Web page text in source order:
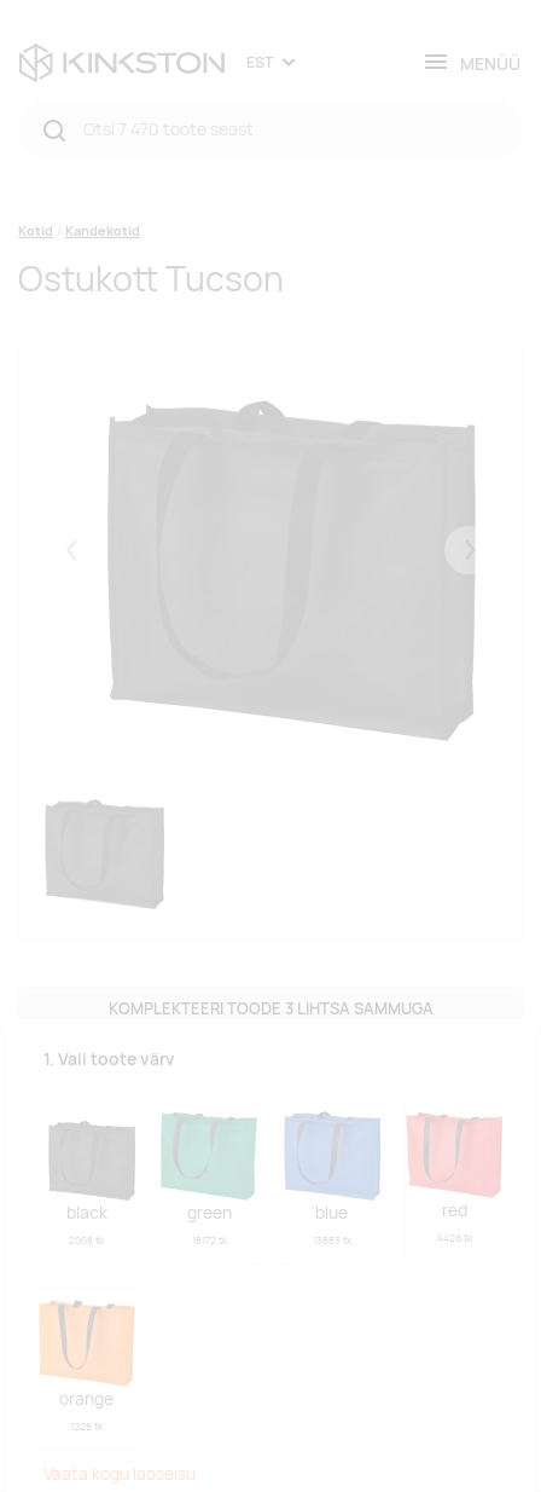
EST MENÜÜ
Kotid Kandekotid
Ostukott Tucson
KOMPLEKTEERI TOODE 3 LIHTSA SAMMUGA
1. Vali toote värv
black
2068 tk
green
18172 tk
blue
13883 tk
red
4426 tk
orange
1228 tk
Vaata kogu laoseisu